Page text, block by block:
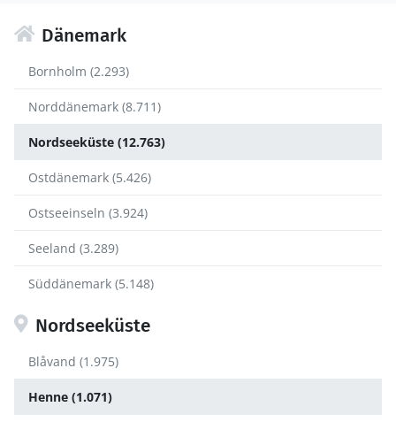
Dänemark
Bornholm (2.293)
Norddänemark (8.711)
Nordseeküste (12.763)
Ostdänemark (5.426)
Ostseeinseln (3.924)
Seeland (3.289)
Süddänemark (5.148)
Nordseeküste
Blåvand (1.975)
Henne (1.071)